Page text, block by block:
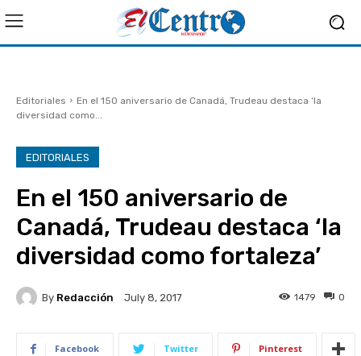
Editoriales
En el 150 aniversario de Canadá, Trudeau destaca ‘la
diversidad como...
EDITORIALES
En el 150 aniversario de
Canadá, Trudeau destaca ‘la
diversidad como fortaleza’
By Redacción July 8, 2017 0
1479
Facebook Twitter Pinterest